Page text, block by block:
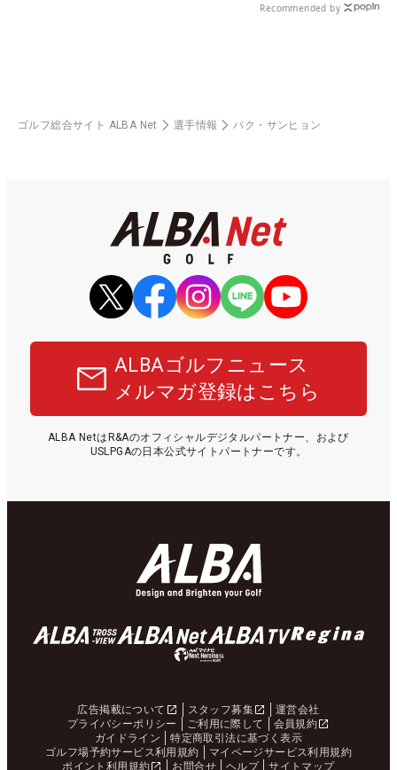
Recommended by
ゴルフ総合サイト ALBA Net 選手情報 パク・サンヒョン
ALBAゴルフニュース
メルマガ登録はこちら
ALBA NetはR&Aのオフィシャルデジタルパートナー、および
USLPGAの日本公式サイトパートナーです。
広告掲載について スタッフ募集
運営会社
プライバシーポリシー
ご利用に際して
会員規約
ガイドライン
特定商取引法に基づく表示
ゴルフ場予約サービス利用規約
マイページサービス利用規約
ポイント利用規約
お問合せ ヘルプ サイトマップ